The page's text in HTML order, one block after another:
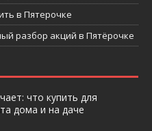
в Пятерочке
разбор акций в Пятёрочке
что купить для
дома и на даче